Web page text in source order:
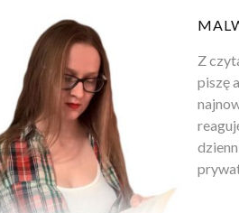
Z
piszę